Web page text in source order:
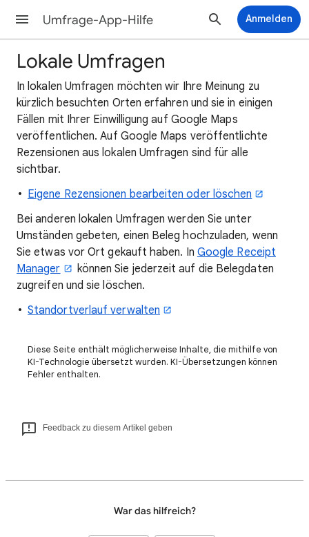
Umfrage-App-Hilfe Anmelden
Lokale Umfragen
In lokalen Umfragen möchten wir Ihre Meinung zu
kürzlich besuchten Orten erfahren und sie in einigen
Fällen mit Ihrer Einwilligung auf Google Maps
veröffentlichen. Auf Google Maps veröffentlichte
Rezensionen aus lokalen Umfragen sind für alle
sichtbar.
Eigene Rezensionen bearbeiten oder löschen
Bei anderen lokalen Umfragen werden Sie unter
Umständen gebeten, einen Beleg hochzuladen, wenn
Sie etwas vor Ort gekauft haben. In Google Receipt
Manager
können Sie jederzeit auf die Belegdaten
zugreifen und sie löschen.
Standortverlauf verwalten
Diese Seite enthält möglicherweise Inhalte, die mithilfe von
KI-Technologie übersetzt wurden. KI-Übersetzungen können
Fehler enthalten.
Feedback zu diesem Artikel geben
War das hilfreich?